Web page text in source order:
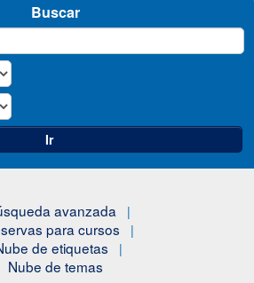
Buscar
Ir
avanzada
para cursos
de etiquetas
Nube de temas